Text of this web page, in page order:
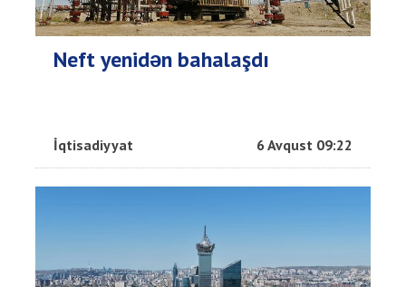
Neft yenidən bahalaşdı
İqtisadiyyat 6 Avqust 09:22